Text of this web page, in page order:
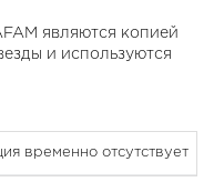
являются копией
и используются
временно отсутствует